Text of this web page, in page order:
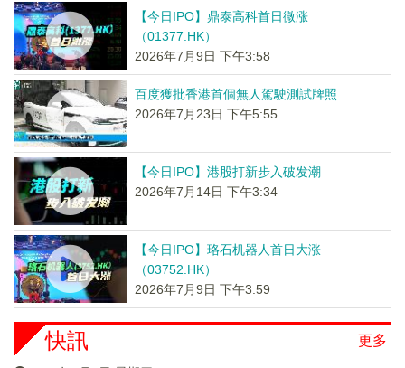
【今日IPO】鼎泰高科首日微涨
（01377.HK）
2026年7月9日 下午3:58
百度獲批香港首個無人駕駛測試牌照
2026年7月23日 下午5:55
【今日IPO】港股打新步入破发潮
2026年7月14日 下午3:34
【今日IPO】珞石机器人首日大涨
（03752.HK）
2026年7月9日 下午3:59
更多
快訊